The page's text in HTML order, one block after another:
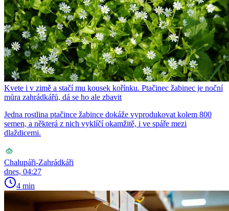
Kvete i v zimě a stačí mu kousek kořínku. Ptačinec žabinec je noční
můra zahrádkářů, dá se ho ale zbavit
Jedna rostlina ptačince žabince dokáže vyprodukovat kolem 800
semen, a některá z nich vyklíčí okamžitě, i ve spáře mezi
dlaždicemi.
Chalupáři-Zahrádkáři
dnes, 04:27
4 min